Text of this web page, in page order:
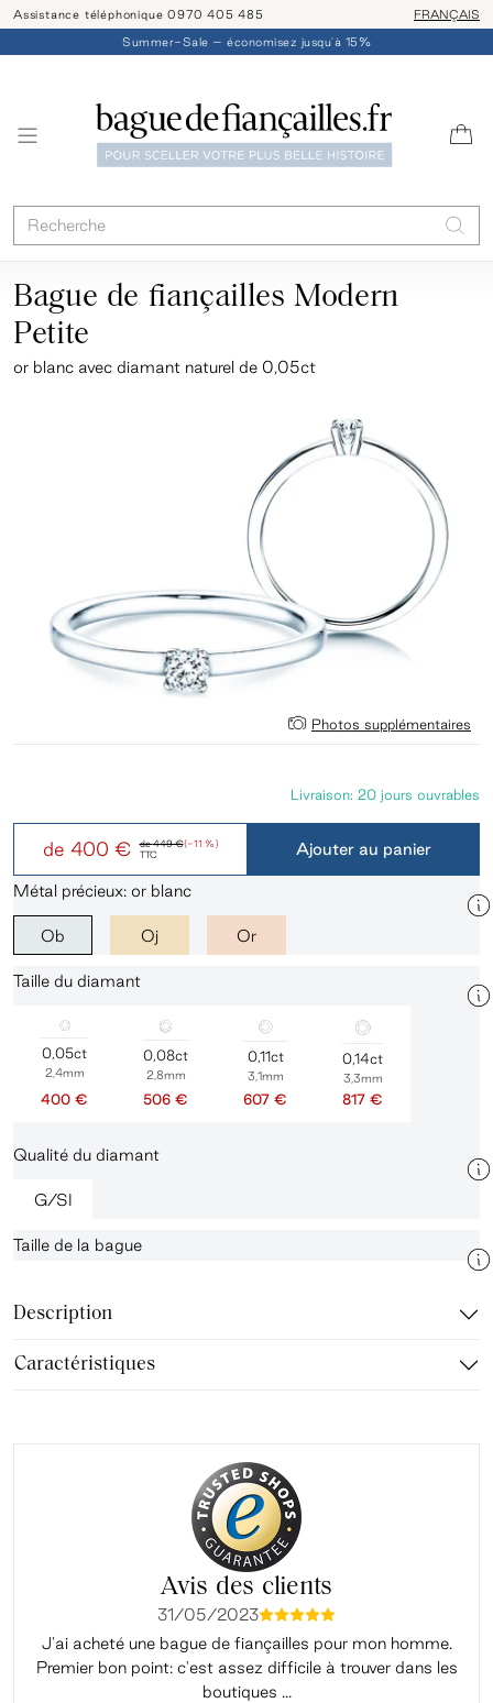
Assistance téléphonique 0970 405 485 Livraison/
FRANÇAIS
Summer-Sale – économisez jusqu'à 15%
Bague de fiançailles Modern
Petite
or blanc avec diamant naturel de 0,05ct
Photos supplémentaires
de449 €(-11 %)
de 400 € TTC
Livraison: 20 jours ouvrables
Ajouter au panier
Métal précieux: or blanc
Ob Oj Or
Taille du diamant
0,05ct
2,4mm
400 €
0,08ct
2,8mm
506 €
0,11ct
3,1mm
607 €
0,14ct
3,3mm
817 €
Qualité du diamant
G/SI
Taille de la bague
Description
Caractéristiques
Avis des clients
31/05/2023mmmmm
J'ai acheté une bague de fiançailles pour mon homme.
Premier bon point: c'est assez difficile à trouver dans les
boutiques ...